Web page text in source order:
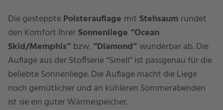
Die gestepptePolsterauflage mit Stehsaum rundet
den Komfort Ihrer Sonnenliege “Ocean
Skid/Memphis” bzw. “Diamond”wunderbar ab. Die
Auflage aus der Stoffserie “Smell” ist passgenau für die
beliebte Sonnenliege. Die Auflage macht die Liege
noch gemütlicher und an kühleren Sommerabenden
ist sie ein guter Wärmespeicher.